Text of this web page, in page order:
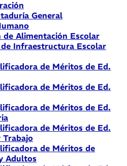
General
de Alimentación Escolar
Infraestructura Escolar
de Méritos de Ed.
de Méritos de Ed.
de Méritos de Ed.
de Méritos de Ed.
Trabajo
de Méritos de
Adultos